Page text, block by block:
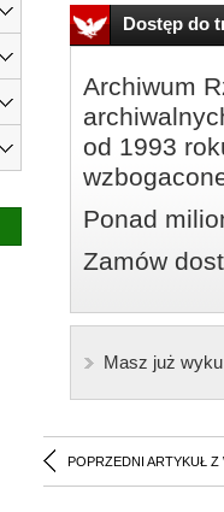
Dostęp do
Archiwum
od 1993
Ponad
Zamów
Masz już
POPRZEDNI ARTYKUŁ Z